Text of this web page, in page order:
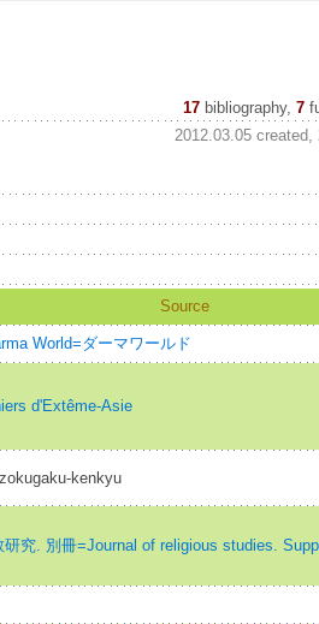
17 bibliography, 7
2012.03.05 created,
Source
World=ダーマワールド
d'Extême-Asie
kenkyu
研究. 別冊=Journal of religious studies.